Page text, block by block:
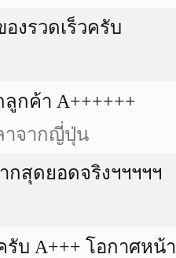
งรวดเร็วครับ
ลูกค้า A++++++
จากญี่ปุ่น
กสุดยอดจริงฯฯฯฯฯ
บ A+++ โอกาศหน้